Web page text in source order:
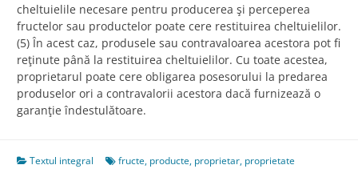
cheltuielile necesare pentru producerea şi perceperea
fructelor sau productelor poate cere restituirea cheltuielilor.
(5) În acest caz, produsele sau contravaloarea acestora pot fi
reţinute până la restituirea cheltuielilor. Cu toate acestea,
proprietarul poate cere obligarea posesorului la predarea
produselor ori a contravalorii acestora dacă furnizează o
garanţie îndestulătoare.
Textul integral fructe, producte, proprietar, proprietate